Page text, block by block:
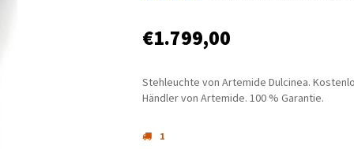
€1.799,00
Stehleuchte von Artemide Dulcinea.
Händler von Artemide. 100 % Garantie.
1